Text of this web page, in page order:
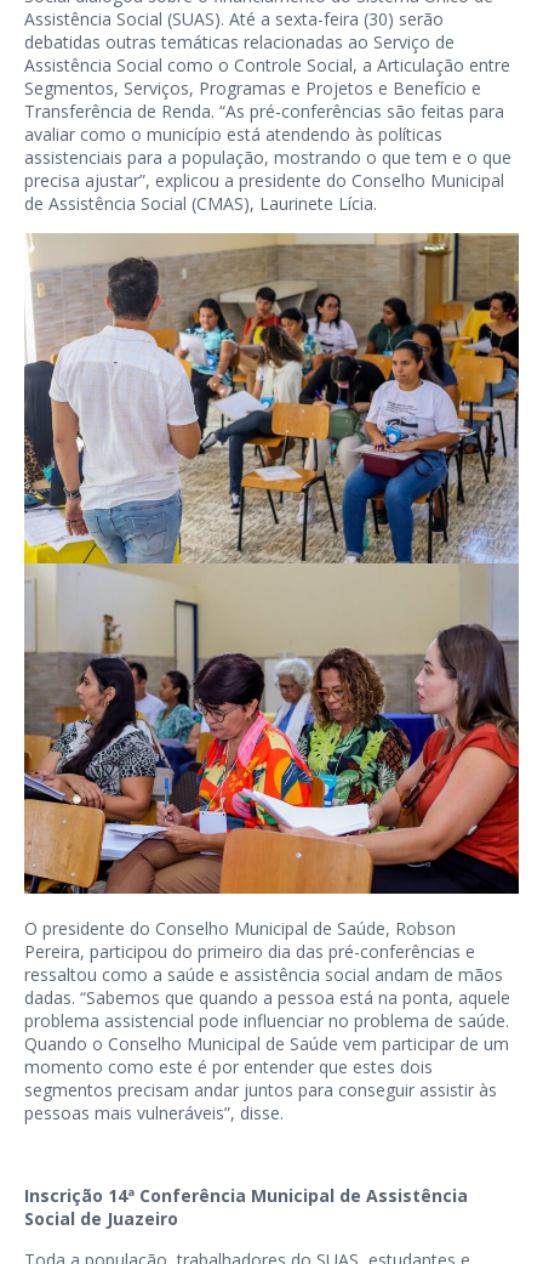
Assistência Social (SUAS). Até a sexta-feira (30) serão
debatidas outras temáticas relacionadas ao Serviço de
Assistência Social como o Controle Social, a Articulação entre
Segmentos, Serviços, Programas e Projetos e Benefício e
Transferência de Renda. “As pré-conferências são feitas para
avaliar como o município está atendendo às políticas
assistenciais para a população, mostrando o que tem e o que
precisa ajustar”, explicou a presidente do Conselho Municipal
de Assistência Social (CMAS), Laurinete Lícia.
O presidente do Conselho Municipal de Saúde, Robson
Pereira, participou do primeiro dia das pré-conferências e
ressaltou como a saúde e assistência social andam de mãos
dadas. “Sabemos que quando a pessoa está na ponta, aquele
problema assistencial pode influenciar no problema de saúde.
Quando o Conselho Municipal de Saúde vem participar de um
momento como este é por entender que estes dois
segmentos precisam andar juntos para conseguir assistir às
pessoas mais vulneráveis”, disse.
Inscrição 14ª Conferência Municipal de Assistência
Social de Juazeiro